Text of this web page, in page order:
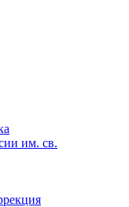
им. св.